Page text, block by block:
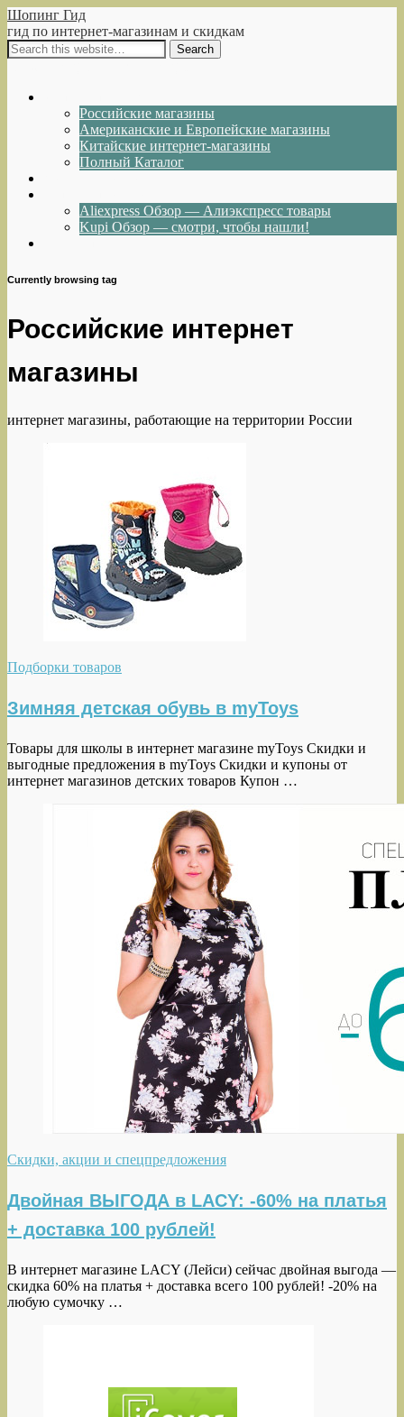
Шопинг Гид
гид по интернет-магазинам и скидкам
Российские магазины
Американские и Европейские магазины
Китайские интернет-магазины
Полный Каталог
Aliexpress Обзор — Алиэкспресс товары
Kupi Обзор — смотри, чтобы нашли!
Currently browsing tag
Российские интернет
магазины
интернет магазины, работающие на территории России
Подборки товаров
Зимняя детская обувь в myToys
Товары для школы в интернет магазине myToys Скидки и
выгодные предложения в myToys Cкидки и купоны от
интернет магазинов детских товаров Купон …
Скидки, акции и спецпредложения
Двойная ВЫГОДА в LACY: -60% на платья
+ доставка 100 рублей!
В интернет магазине LACY (Лейси) сейчас двойная выгода —
скидка 60% на платья + доставка всего 100 рублей! -20% на
любую сумочку …